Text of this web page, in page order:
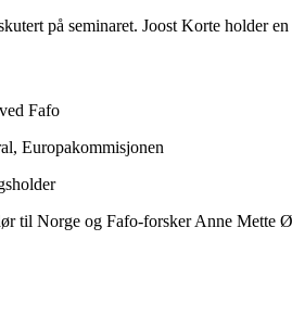
på seminaret. Joost Korte holder
Fafo
Europakommisjonen
til Norge og Fafo-forsker Anne Mette